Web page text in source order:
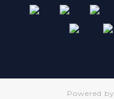
Powered by